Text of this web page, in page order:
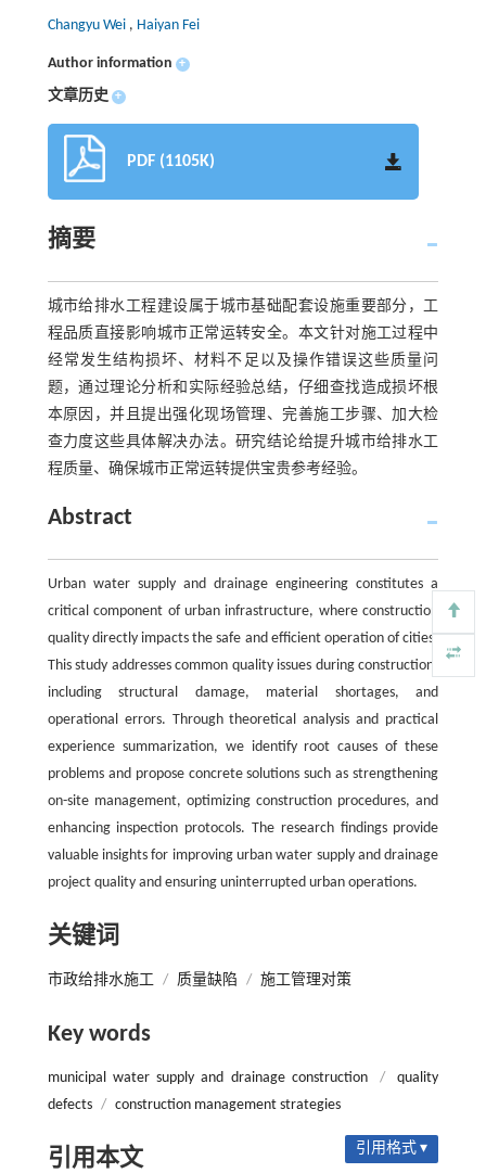
Changyu Wei , Haiyan Fei
Author information +
文章历史 +
PDF (1105K)
摘要
城市给排水工程建设属于城市基础配套设施重要部分，工
程品质直接影响城市正常运转安全。本文针对施工过程中
经常发生结构损坏、材料不足以及操作错误这些质量问
题，通过理论分析和实际经验总结，仔细查找造成损坏根
本原因，并且提出强化现场管理、完善施工步骤、加大检
查力度这些具体解决办法。研究结论给提升城市给排水工
程质量、确保城市正常运转提供宝贵参考经验。
Abstract
Urban water supply and drainage engineering constitutes a
critical component of urban infrastructure, where construction
quality directly impacts the safe and efficient operation of cities.
This study addresses common quality issues during construction,
including structural damage, material shortages, and
operational errors. Through theoretical analysis and practical
experience summarization, we identify root causes of these
problems and propose concrete solutions such as strengthening
on-site management, optimizing construction procedures, and
enhancing inspection protocols. The research findings provide
valuable insights for improving urban water supply and drainage
project quality and ensuring uninterrupted urban operations.
关键词
市政给排水施工 / 质量缺陷 / 施工管理对策
Key words
municipal water supply and drainage construction /
quality
defects / construction management strategies
引用本文 引用格式 ▾